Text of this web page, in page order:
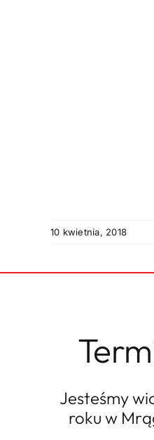
10 kwietnia, 2018
Jesteśmy
roku w